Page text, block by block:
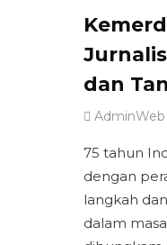
dan
AdminWeb
75 tahun
dengan
langkah
dalam